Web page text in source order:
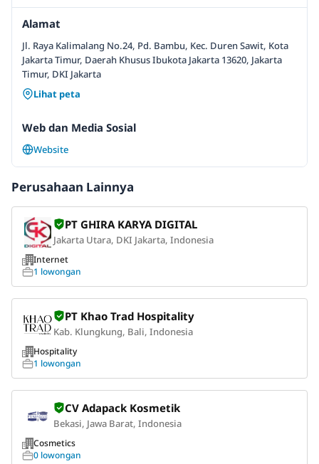
Alamat
Jl. Raya Kalimalang No.24, Pd. Bambu, Kec. Duren Sawit, Kota
Jakarta Timur, Daerah Khusus Ibukota Jakarta 13620, Jakarta
Timur, DKI Jakarta
Lihat peta
Web dan Media Sosial
Website
Perusahaan Lainnya
PT GHIRA KARYA DIGITAL
Jakarta Utara, DKI Jakarta, Indonesia
Internet
1 lowongan
PT Khao Trad Hospitality
Kab. Klungkung, Bali, Indonesia
Hospitality
1 lowongan
CV Adapack Kosmetik
Bekasi, Jawa Barat, Indonesia
Cosmetics
0 lowongan